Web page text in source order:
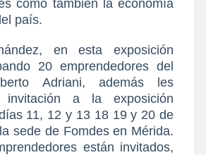
como también la economía
país.
en esta exposición
20 emprendedores del
Adriani, además les
invitación a la exposición
11, 12 y 13 18 19 y 20 de
sede de Fomdes en Mérida.
están invitados,